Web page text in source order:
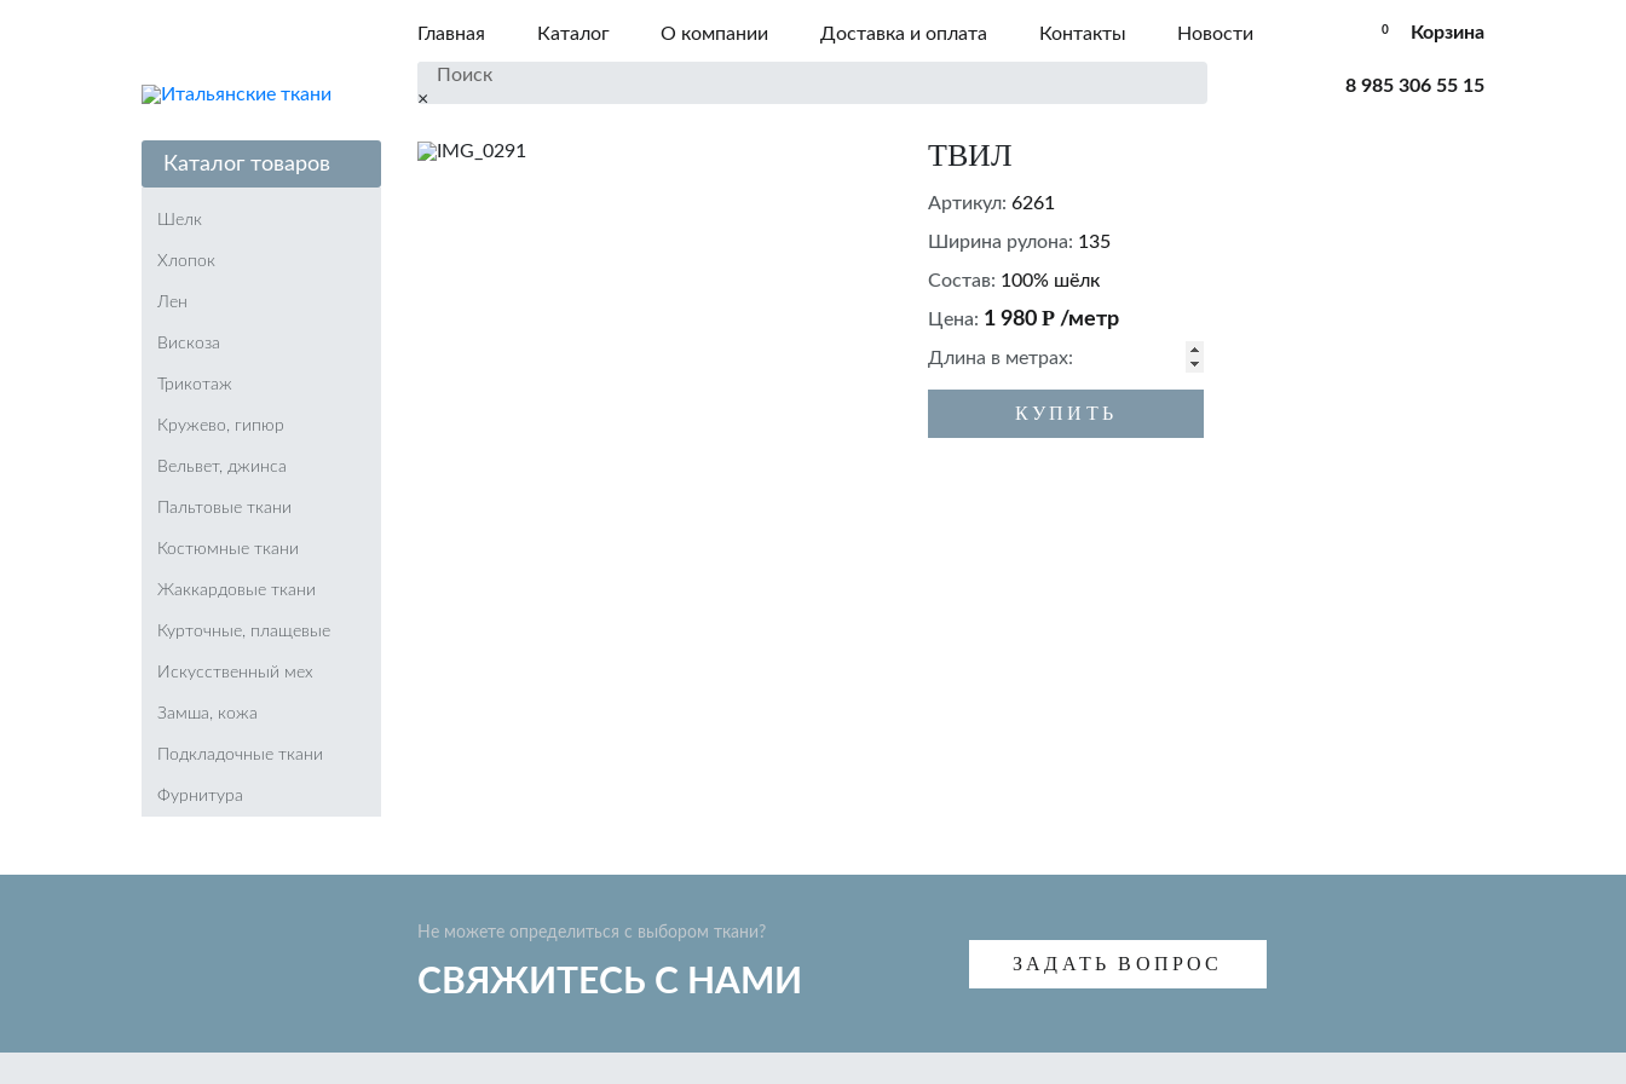
Главная Каталог О компании Доставка и оплата Контакты Новости
×
0 Корзина
8 985 306 55 15
Каталог товаров
Шелк
Хлопок
Лен
Вискоза
Трикотаж
Кружево, гипюр
Вельвет, джинса
Пальтовые ткани
Костюмные ткани
Жаккардовые ткани
Курточные, плащевые
Искусственный мех
Замша, кожа
Подкладочные ткани
Фурнитура
ТВИЛ
Артикул:6261
Ширина рулона: 135
Состав: 100% шёлк
Цена: 1 980Р /метр
Длина в метрах:
КУПИТЬ
Не можете определиться с выбором ткани?
СВЯЖИТЕСЬ С НАМИ
ЗАДАТЬ ВОПРОС